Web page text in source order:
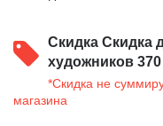
Скидка Скидка
художников 370
*Скидка не
магазина